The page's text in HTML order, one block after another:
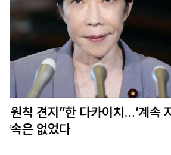
미얀마 대통령, 정통성 찾아 태
‘재관여’ 모색